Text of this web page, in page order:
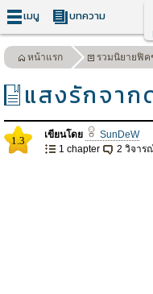
เมนู บทความ
หน้าแรก รวมนิยายฟิ
แสงรักจาก
1.3 เขียนโดย SunDeW
1 chapter
2 วิจาร